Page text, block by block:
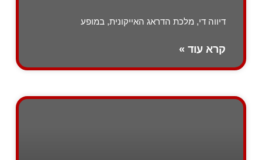
דיווה די, מלכת הדראג האייקונית, במופע
קרא עוד »